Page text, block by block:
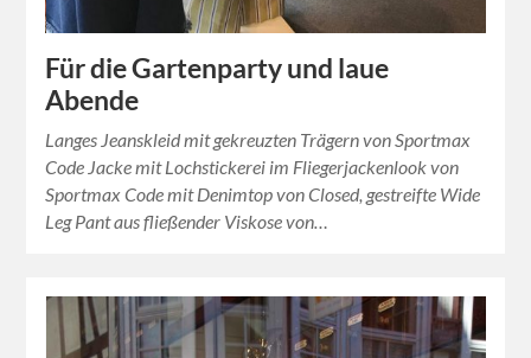
Für die Gartenparty und laue
Abende
Langes Jeanskleid mit gekreuzten Trägern von Sportmax
Code Jacke mit Lochstickerei im Fliegerjackenlook von
Sportmax Code mit Denimtop von Closed, gestreifte Wide
Leg Pant aus fließender Viskose von…